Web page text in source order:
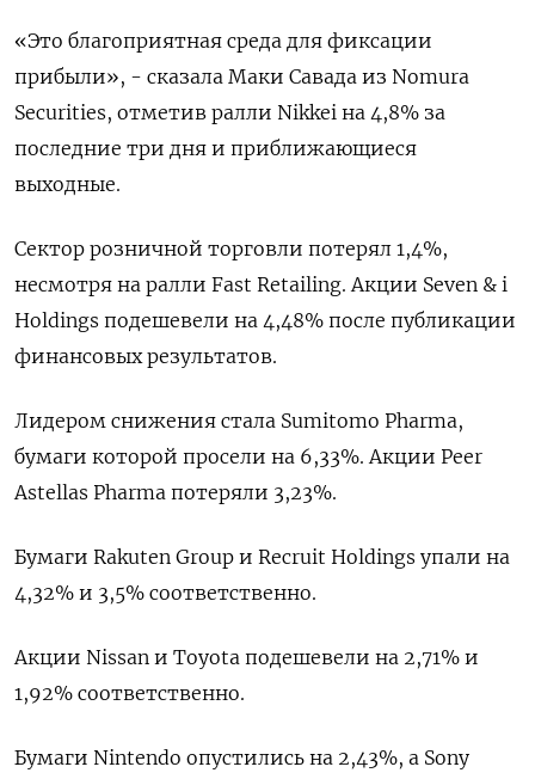
«Это благоприятная среда для фиксации
прибыли», - сказала Маки Савада из Nomura
Securities, отметив ралли Nikkei на 4,8% за
последние три дня и приближающиеся
выходные.
Сектор розничной торговли потерял 1,4%,
несмотря на ралли Fast Retailing. Акции Seven & i
Holdings подешевели на 4,48% после публикации
финансовых результатов.
Лидером снижения стала Sumitomo Pharma,
бумаги которой просели на 6,33%. Акции Peer
Astellas Pharma потеряли 3,23%.
Бумаги Rakuten Group и Recruit Holdings упали на
4,32% и 3,5% соответственно.
Акции Nissan и Toyota подешевели на 2,71% и
1,92% соответственно.
Бумаги Nintendo опустились на 2,43%, а Sony